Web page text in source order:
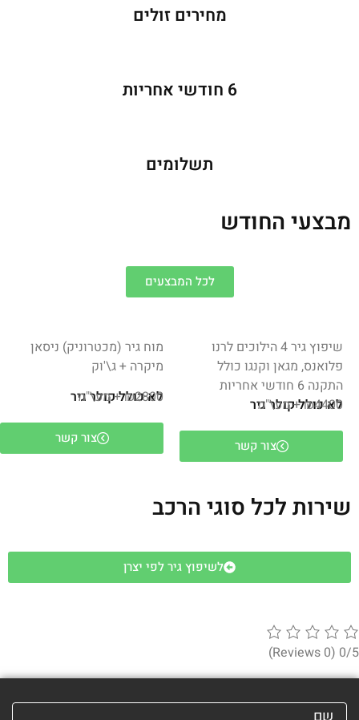
מחירים זולים
6 חודשי אחריות
תשלומים
מבצעי החודש
לכל המבצעים
שיפוץ גיר 4 הילוכים לרנו
פלואנס, מגאן וקנגו כולל
התקנה 6 חודשי אחריות
₪4400 + מע\"מ
לא כולל קולר גיר
צור קשר
מוח גיר (מכטרוניק) ניסאן
מיקרה + ג\'וק
₪2800 + מע\"מ
לא כולל קולר גיר
צור קשר
שירות לכל סוגי הרכב
לשיפוץ גיר לפי יצרן
0/5
(0 Reviews)